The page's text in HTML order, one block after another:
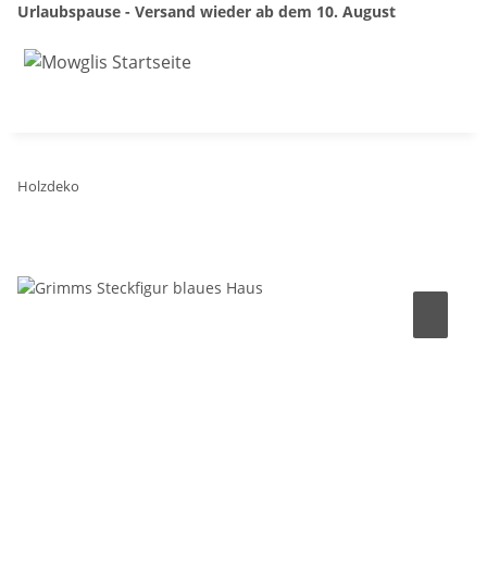
Urlaubspause - Versand wieder ab dem 10. August
Holzdeko